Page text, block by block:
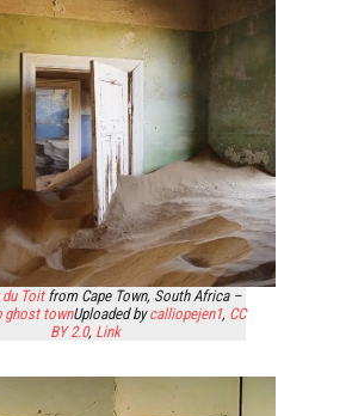
du Toitfrom Cape Town, South Africa –
ghost townUploaded bycalliopejen1, CC
BY 2.0, Link